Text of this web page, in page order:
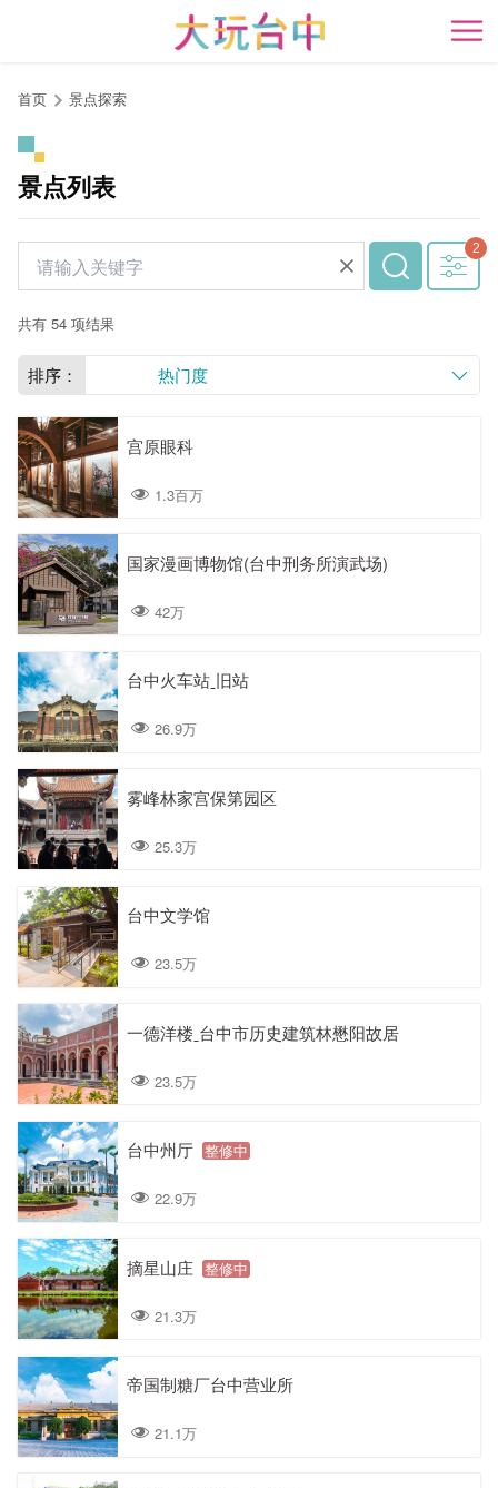
开
首页 景点探索
景点列表
共有 54 项结果
排序： 热门度
宫原眼科
1.3百万
国家漫画博物馆(台中刑务所演武场)
42万
台中火车站ˍ旧站
26.9万
雾峰林家宫保第园区
25.3万
台中文学馆
23.5万
一德洋楼ˍ台中市历史建筑林懋阳故居
23.5万
台中州厅 整修中
22.9万
摘星山庄 整修中
21.3万
帝国制糖厂台中营业所
21.1万